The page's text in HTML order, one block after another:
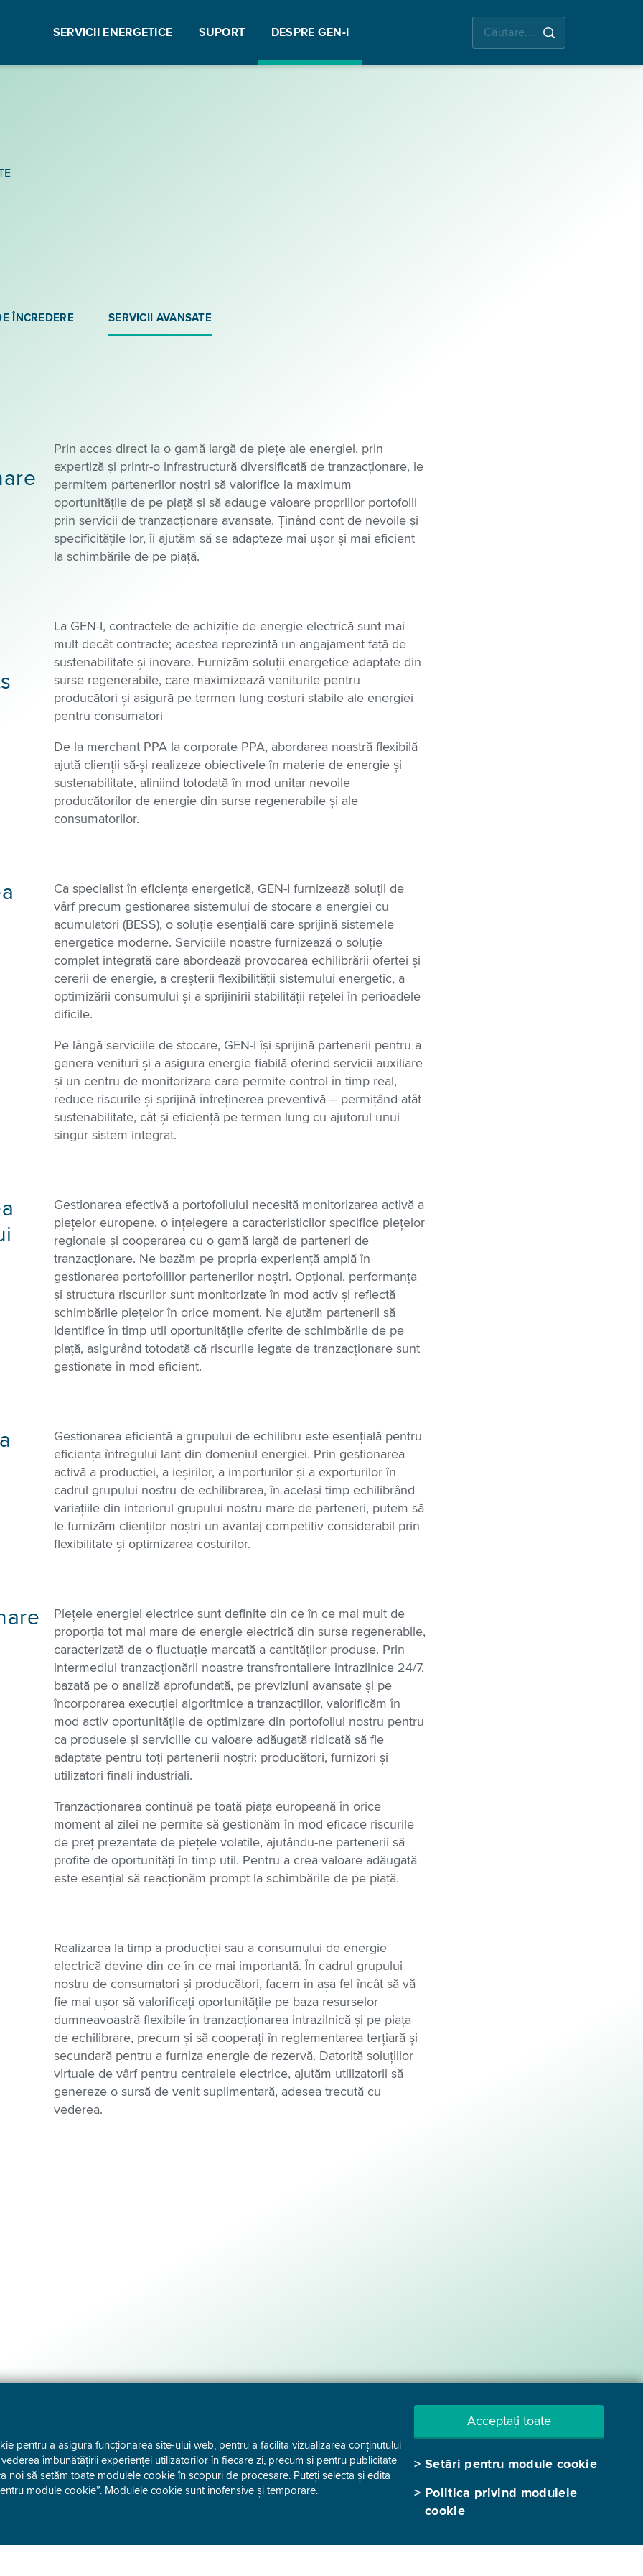
pentru a asigura funcționarea site-ului web, pentru a facilita vizualizarea conținutului
îmbunătățirii experienței utilizatorilor în fiecare zi, precum și pentru publicitate
noi să setăm toate modulele cookie în scopuri de procesare. Puteți selecta și edita
module cookie”. Modulele cookie sunt inofensive și temporare.
Acceptați toate
> Setări pentru module cookie
> Politica privind modulele
cookie
SERVICII ENERGETICE SUPORT DESPRE GEN-I
ÎNCREDERE SERVICII AVANSATE
Prin acces direct la o gamă largă de piețe ale energiei, prin
expertiză și printr-o infrastructură diversificată de tranzacționare, le
permitem partenerilor noștri să valorifice la maximum
oportunitățile de pe piață și să adauge valoare propriilor portofolii
prin servicii de tranzacționare avansate. Ținând cont de nevoile și
specificitățile lor, îi ajutăm să se adapteze mai ușor și mai eficient
la schimbările de pe piață.
La GEN-I, contractele de achiziție de energie electrică sunt mai
mult decât contracte; acestea reprezintă un angajament față de
sustenabilitate și inovare. Furnizăm soluții energetice adaptate din
surse regenerabile, care maximizează veniturile pentru
producători și asigură pe termen lung costuri stabile ale energiei
pentru consumatori
De la merchant PPA la corporate PPA, abordarea noastră flexibilă
ajută clienții să-și realizeze obiectivele în materie de energie și
sustenabilitate, aliniind totodată în mod unitar nevoile
producătorilor de energie din surse regenerabile și ale
consumatorilor.
Ca specialist în eficiența energetică, GEN-I furnizează soluții de
vârf precum gestionarea sistemului de stocare a energiei cu
acumulatori (BESS), o soluție esențială care sprijină sistemele
energetice moderne. Serviciile noastre furnizează o soluție
complet integrată care abordează provocarea echilibrării ofertei și
cererii de energie, a creșterii flexibilității sistemului energetic, a
optimizării consumului și a sprijinirii stabilității rețelei în perioadele
dificile.
Pe lângă serviciile de stocare, GEN-I își sprijină partenerii pentru a
genera venituri și a asigura energie fiabilă oferind servicii auxiliare
și un centru de monitorizare care permite control în timp real,
reduce riscurile și sprijină întreținerea preventivă – permițând atât
sustenabilitate, cât și eficiență pe termen lung cu ajutorul unui
singur sistem integrat.
Gestionarea efectivă a portofoliului necesită monitorizarea activă a
piețelor europene, o înțelegere a caracteristicilor specifice piețelor
regionale și cooperarea cu o gamă largă de parteneri de
tranzacționare. Ne bazăm pe propria experiență amplă în
gestionarea portofoliilor partenerilor noștri. Opțional, performanța
și structura riscurilor sunt monitorizate în mod activ și reflectă
schimbările piețelor în orice moment. Ne ajutăm partenerii să
identifice în timp util oportunitățile oferite de schimbările de pe
piață, asigurând totodată că riscurile legate de tranzacționare sunt
gestionate în mod eficient.
Gestionarea eficientă a grupului de echilibru este esențială pentru
eficiența întregului lanț din domeniul energiei. Prin gestionarea
activă a producției, a ieșirilor, a importurilor și a exporturilor în
cadrul grupului nostru de echilibrarea, în același timp echilibrând
variațiile din interiorul grupului nostru mare de parteneri, putem să
le furnizăm clienților noștri un avantaj competitiv considerabil prin
flexibilitate și optimizarea costurilor.
Piețele energiei electrice sunt definite din ce în ce mai mult de
proporția tot mai mare de energie electrică din surse regenerabile,
caracterizată de o fluctuație marcată a cantităților produse. Prin
intermediul tranzacționării noastre transfrontaliere intrazilnice 24/7,
bazată pe o analiză aprofundată, pe previziuni avansate și pe
încorporarea execuției algoritmice a tranzacțiilor, valorificăm în
mod activ oportunitățile de optimizare din portofoliul nostru pentru
ca produsele și serviciile cu valoare adăugată ridicată să fie
adaptate pentru toți partenerii noștri: producători, furnizori și
utilizatori finali industriali.
Tranzacționarea continuă pe toată piața europeană în orice
moment al zilei ne permite să gestionăm în mod eficace riscurile
de preț prezentate de piețele volatile, ajutându-ne partenerii să
profite de oportunități în timp util. Pentru a crea valoare adăugată
este esențial să reacționăm prompt la schimbările de pe piață.
Realizarea la timp a producției sau a consumului de energie
electrică devine din ce în ce mai importantă. În cadrul grupului
nostru de consumatori și producători, facem în așa fel încât să vă
fie mai ușor să valorificați oportunitățile pe baza resurselor
dumneavoastră flexibile în tranzacționarea intrazilnică și pe piața
de echilibrare, precum și să cooperați în reglementarea terțiară și
secundară pentru a furniza energie de rezervă. Datorită soluțiilor
virtuale de vârf pentru centralele electrice, ajutăm utilizatorii să
genereze o sursă de venit suplimentară, adesea trecută cu
vederea.
GEN-I Bucharest – Electricity Trading and